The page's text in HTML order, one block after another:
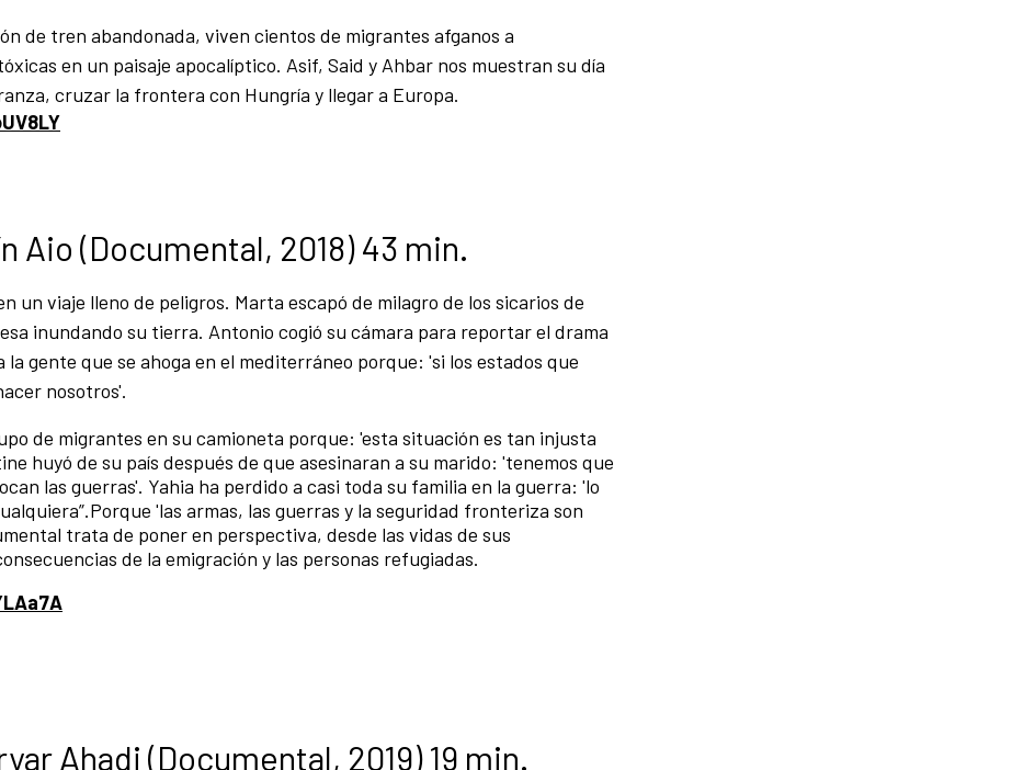
de tren abandonada, viven cientos de migrantes afganos a
en un paisaje apocalíptico. Asif, Said y Ahbar nos muestran su día
cruzar la frontera con Hungría y llegar a Europa.
Aio (Documental, 2018) 43 min.
un viaje lleno de peligros. Marta escapó de milagro de los sicarios de
inundando su tierra. Antonio cogió su cámara para reportar el drama
gente que se ahoga en el mediterráneo porque: 'si los estados que
nosotros'.
de migrantes en su camioneta porque: 'esta situación es tan injusta
huyó de su país después de que asesinaran a su marido: 'tenemos que
las guerras'. Yahia ha perdido a casi toda su familia en la guerra: 'lo
'las armas, las guerras y la seguridad fronteriza son
trata de poner en perspectiva, desde las vidas de sus
de la emigración y las personas refugiadas.
Ahadi (Documental, 2019) 19 min.